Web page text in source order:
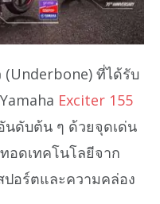
ที่ได้รับ
Exciter 155
นดับต้น ๆ ด้วยจุดเด่น
อดเทคโนโลยีจาก
ปอร์ตและความคล่อง